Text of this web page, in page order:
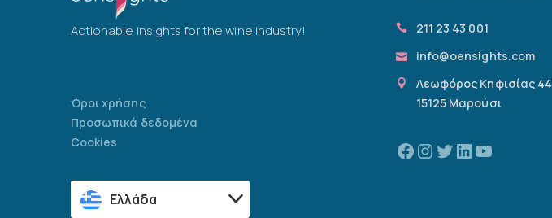
Actionable insights for the wine industry!
Όροι χρήσης
Προσωπικά δεδομένα
Cookies
Ελλάδα
211 23 43 001
info@oensights.com
Λεωφόρος Κηφισίας 44
15125 Μαρούσι
Facebook
Instagram
TwitterLinkedinYouTube